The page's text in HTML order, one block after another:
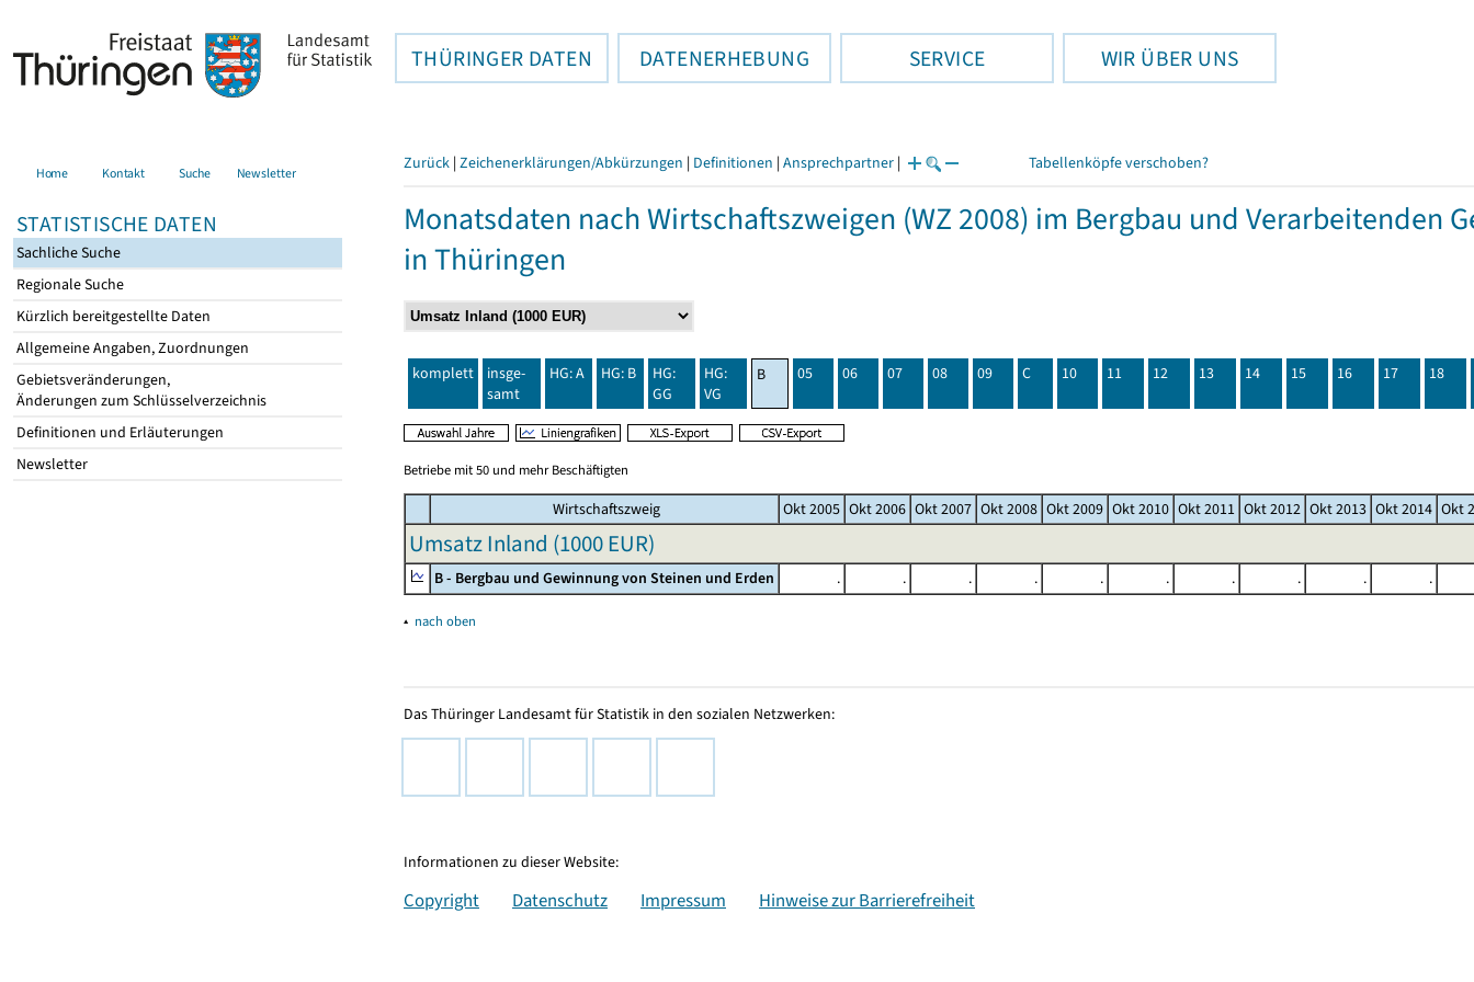
THÜRINGER DATEN DATENERHEBUNG SERVICE WIR ÜBER UNS
Home Kontakt Suche Newsletter
STATISTISCHE DATEN
Sachliche Suche
Regionale Suche
Kürzlich bereitgestellte Daten
Allgemeine Angaben, Zuordnungen
Gebietsveränderungen,
Änderungen zum Schlüsselverzeichnis
Definitionen und Erläuterungen
Newsletter
Zurück | Zeichenerklärungen/Abkürzungen | Definitionen | Ansprechpartner | Tabellenköpfe verschoben?
Monatsdaten nach Wirtschaftszweigen (WZ 2008) im Bergbau und Verarbeitenden
in Thüringen
komplett
insge-
samt
HG: A HG: B
HG:
GG
HG:
VG
B 05 06 07 08 09 C 10 11 12 13 14 15 16 17 18
Betriebe mit 50 und mehr Beschäftigten
Wirtschaftszweig Okt 2005 Okt 2006 Okt 2007 Okt 2008 Okt 2009 Okt 2010 Okt 2011 Okt 2012 Okt 2013 Okt 2014 Okt
Umsatz Inland (1000 EUR)
B - Bergbau und Gewinnung von Steinen und Erden . . . . . . . . . .
▴ nach oben
Das Thüringer Landesamt für Statistik in den sozialen Netzwerken:
Informationen zu dieser Website:
Copyright Datenschutz Impressum Hinweise zur Barrierefreiheit